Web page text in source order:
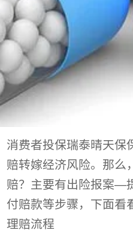
消费者投保瑞泰晴天保
赔转嫁经济风险。那么
赔？主要有出险报案
付赔款等步骤，下面看
理赔流程